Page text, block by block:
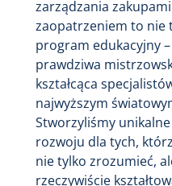
zarządzania
zaopatrzeniem to nie
program edukacyjny
prawdziwa
kształcąca
najwyższym
Stworzyliśmy
rozwoju dla tych,
nie tylko zrozumieć,
rzeczywiście